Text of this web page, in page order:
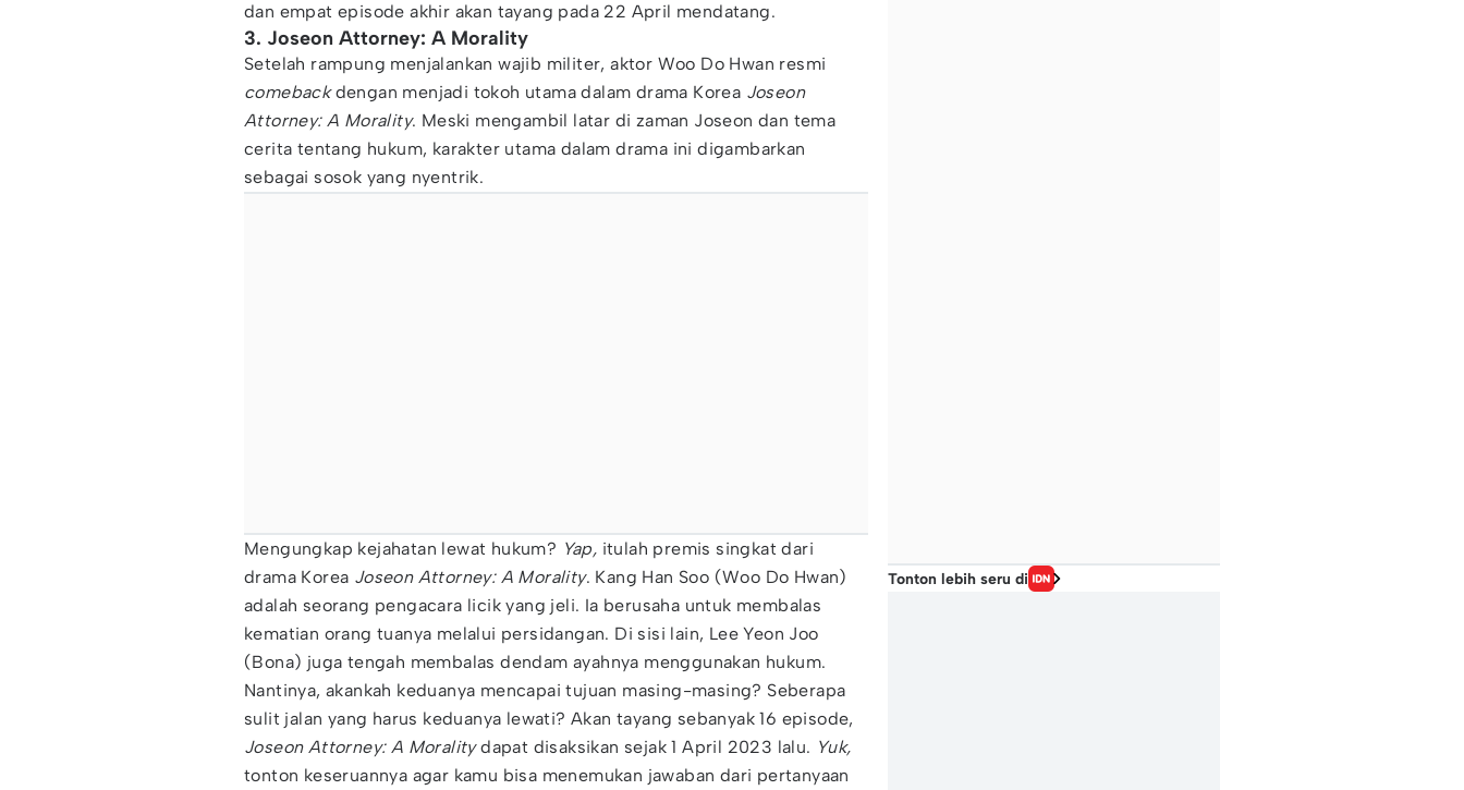
dan empat episode akhir akan tayang pada 22 April mendatang.
3. Joseon Attorney: A Morality
Setelah rampung menjalankan wajib militer, aktor Woo Do Hwan resmi
comebackdengan menjadi tokoh utama dalam drama Korea Joseon
Attorney: A Morality. Meski mengambil latar di zaman Joseon dan tema
cerita tentang hukum, karakter utama dalam drama ini digambarkan
sebagai sosok yang nyentrik.
Mengungkap kejahatan lewat hukum? Yap, itulah premis singkat dari
drama Korea Joseon Attorney: A Morality. Kang Han Soo (Woo Do Hwan)
adalah seorang pengacara licik yang jeli. Ia berusaha untuk membalas
kematian orang tuanya melalui persidangan. Di sisi lain, Lee Yeon Joo
(Bona) juga tengah membalas dendam ayahnya menggunakan hukum.
Nantinya, akankah keduanya mencapai tujuan masing-masing? Seberapa
sulit jalan yang harus keduanya lewati? Akan tayang sebanyak 16 episode,
Joseon Attorney: A Moralitydapat disaksikan sejak 1 April 2023 lalu. Yuk,
tonton keseruannya agar kamu bisa menemukan jawaban dari pertanyaan
Tonton lebih seru di